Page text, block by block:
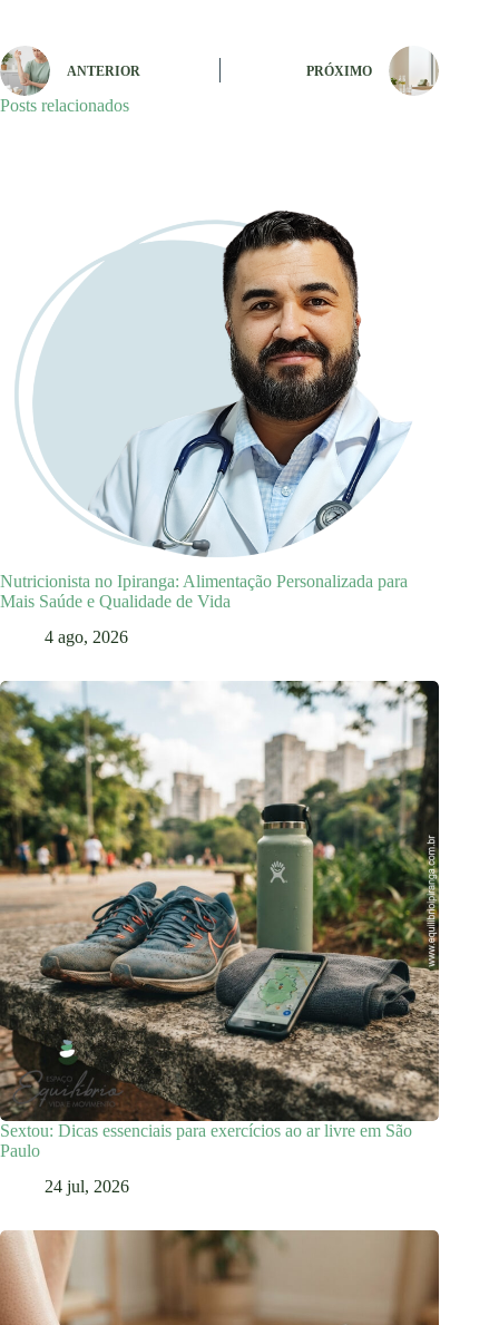
ANTERIOR PRÓXIMO
Posts relacionados
Nutricionista no Ipiranga: Alimentação Personalizada para
Mais Saúde e Qualidade de Vida
4 ago, 2026
Sextou: Dicas essenciais para exercícios ao ar livre em São
Paulo
24 jul, 2026